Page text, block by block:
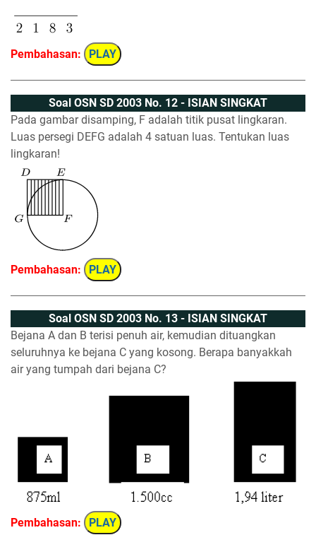
Pembahasan: PLAY
Soal OSN SD 2003 No. 12 - ISIAN SINGKAT
Pada gambar disamping, F adalah titik pusat lingkaran.
Luas persegi DEFG adalah 4 satuan luas. Tentukan luas
lingkaran!
Pembahasan: PLAY
Soal OSN SD 2003 No. 13 - ISIAN SINGKAT
Bejana A dan B terisi penuh air, kemudian dituangkan
seluruhnya ke bejana C yang kosong. Berapa banyakkah
air yang tumpah dari bejana C?
Pembahasan: PLAY